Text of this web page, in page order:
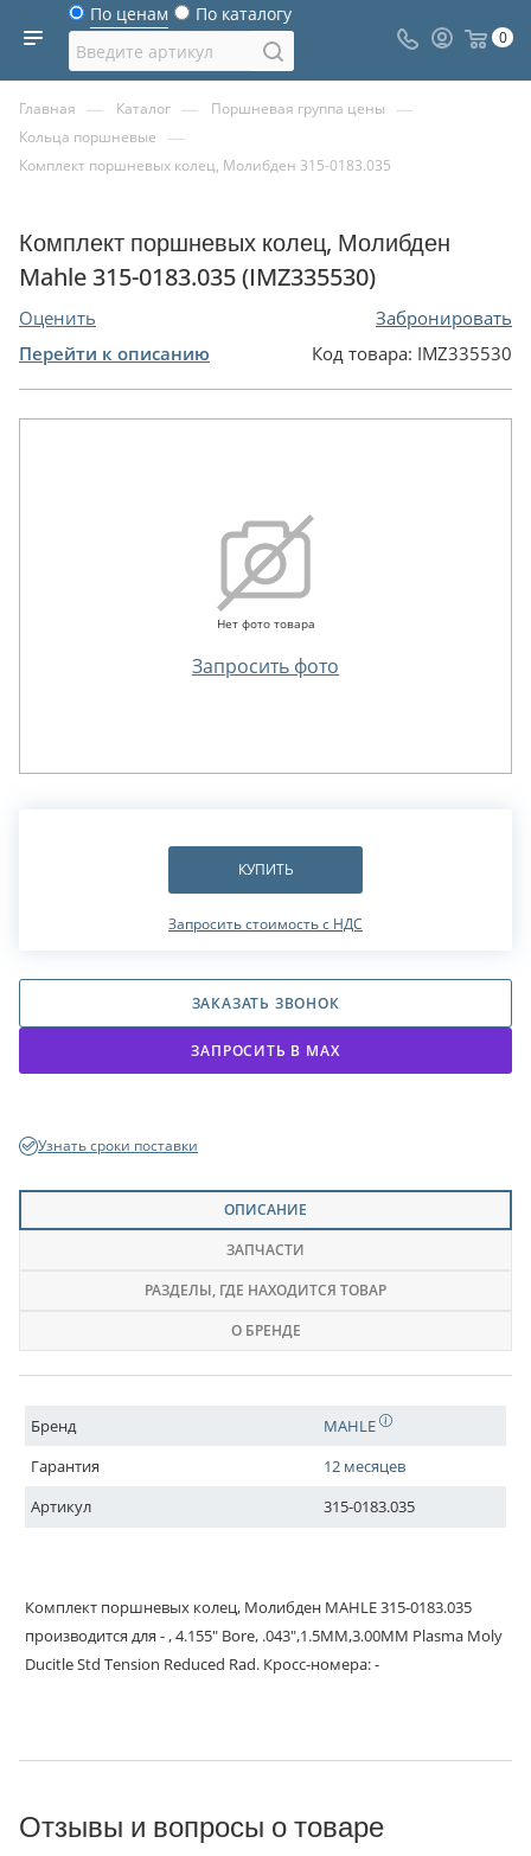
По ценам По каталогу
0
Главная — Каталог — Поршневая группа цены —
Кольца поршневые —
Комплект поршневых колец, Молибден 315-0183.035
Комплект поршневых колец, Молибден
Mahle 315-0183.035 (IMZ335530)
Оценить
Забронировать
Перейти к описанию
Код товара: IMZ335530
Нет фото товара
Запросить фото
КУПИТЬ
Запросить стоимость с НДС
ЗАКАЗАТЬ ЗВОНОК
ЗАПРОСИТЬ В МАХ
Узнать сроки поставки
ОПИСАНИЕ
ЗАПЧАСТИ
РАЗДЕЛЫ, ГДЕ НАХОДИТСЯ ТОВАР
О БРЕНДЕ
Бренд
MAHLE
Гарантия
12 месяцев
Артикул
315-0183.035
Комплект поршневых колец, Молибден MAHLE 315-0183.035
производится для - , 4.155" Bore, .043",1.5MM,3.00MM Plasma Moly
Ducitle Std Tension Reduced Rad. Кросс-номера: -
Отзывы и вопросы о товаре